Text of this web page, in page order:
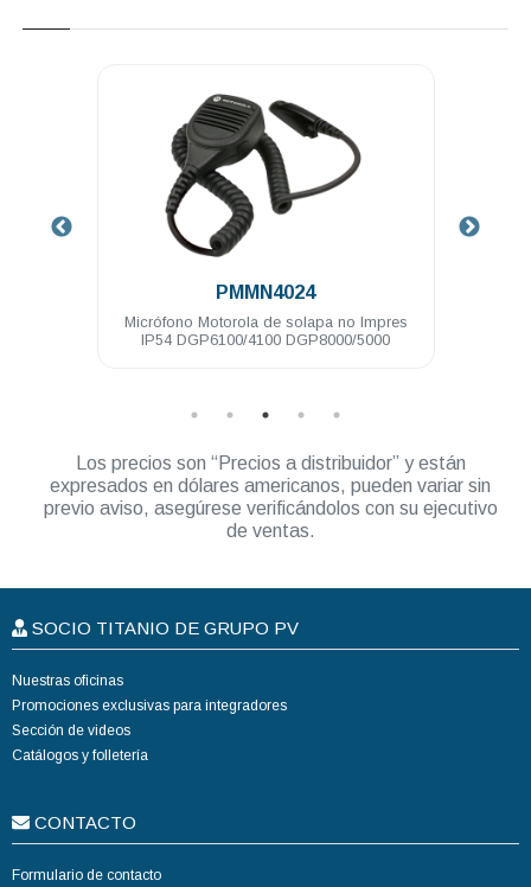
PMMN4024
Micrófono Motorola de solapa no Impres
IP54 DGP6100/4100 DGP8000/5000
Los precios son “Precios a distribuidor” y están
expresados en dólares americanos, pueden variar sin
previo aviso, asegúrese verificándolos con su ejecutivo
de ventas.
SOCIO TITANIO DE GRUPO PV
Nuestras oficinas
Promociones exclusivas para integradores
Sección de videos
Catálogos y folletería
CONTACTO
Formulario de contacto